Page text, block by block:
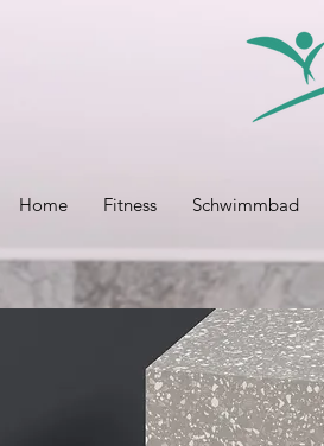
Home Fitness Schwimmbad